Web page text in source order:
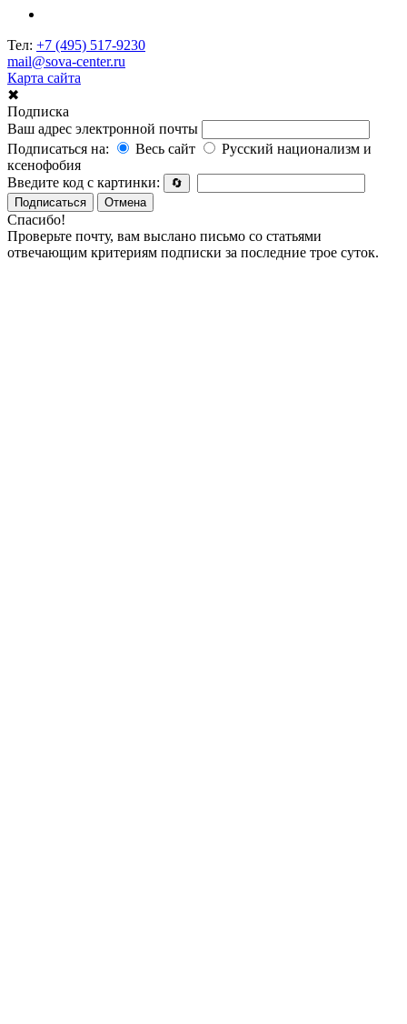
Тел: +7 (495) 517-9230
mail@sova-center.ru
Карта сайта
✖
Подписка
Ваш адрес электронной почты
Подписаться на:
Весь сайт
Русский национализм и
ксенофобия
Введите код с картинки:
🔄
Подписаться
Отмена
Спасибо!
Проверьте почту, вам выслано письмо со статьями
отвечающим критериям подписки за последние трое суток.